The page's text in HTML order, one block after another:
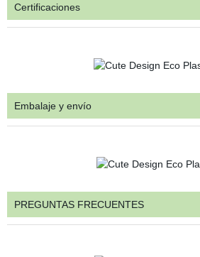
Certificaciones
Embalaje y envío
PREGUNTAS FRECUENTES